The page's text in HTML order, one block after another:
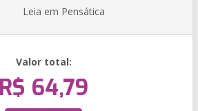
Leia em Pensática
Valor total:
R$ 64,79